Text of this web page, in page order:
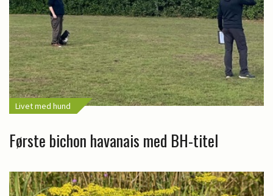
Livet med hund
Første bichon havanais med BH-titel